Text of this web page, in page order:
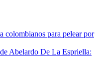
colombianos para pelear por
Abelardo De La Espriella: